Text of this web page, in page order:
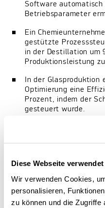
Diese Webseite
Wir verwenden Cookies,
personalisieren,
zu können und die Zugriffe
Software automatisch
Betriebsparameter
Ein
gestützte
in der Destillation um
Produktionsleistung
In der
Optimierung eine
Prozent, indem der
gesteuert wurde.
Solche Optimierungen
der Betriebskosten bei,
Produktionsprozessen
bis zur Textilindustrie. In